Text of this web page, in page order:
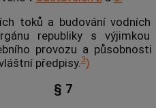
toků a budování
republiky s
provozu a
předpisy.3)
§ 7